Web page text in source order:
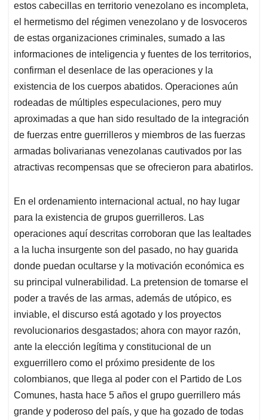
estos cabecillas en territorio venezolano es incompleta,
el hermetismo del régimen venezolano y de losvoceros
de estas organizaciones criminales, sumado a las
informaciones de inteligencia y fuentes de los territorios,
confirman el desenlace de las operaciones y la
existencia de los cuerpos abatidos. Operaciones aún
rodeadas de múltiples especulaciones, pero muy
aproximadas a que han sido resultado de la integración
de fuerzas entre guerrilleros y miembros de las fuerzas
armadas bolivarianas venezolanas cautivados por las
atractivas recompensas que se ofrecieron para abatirlos.
En el ordenamiento internacional actual, no hay lugar
para la existencia de grupos guerrilleros. Las
operaciones aquí descritas corroboran que las lealtades
a la lucha insurgente son del pasado, no hay guarida
donde puedan ocultarse y la motivación económica es
su principal vulnerabilidad. La pretension de tomarse el
poder a través de las armas, además de utópico, es
inviable, el discurso está agotado y los proyectos
revolucionarios desgastados; ahora con mayor razón,
ante la elección legítima y constitucional de un
exguerrillero como el próximo presidente de los
colombianos, que llega al poder con el Partido de Los
Comunes, hasta hace 5 años el grupo guerrillero más
grande y poderoso del país, y que ha gozado de todas